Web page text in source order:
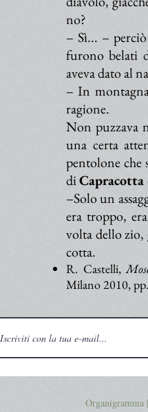
no?
– Sì... –
furono belati
aveva dato al
– In
ragione.
Non puzzava
una certa
pentolone che
diCapracotta
–Solo un
era troppo,
volta dello zio,
cotta.
R. Castelli,
Milano 2010,
Organigramma |